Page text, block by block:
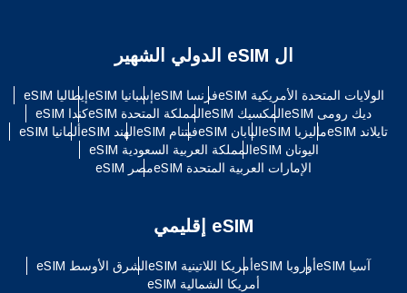
ال eSIM الدولي الشهير
الولايات المتحدة الأمريكية eSIM فرنسا eSIM إسبانيا eSIM
إيطاليا eSIM
ديك رومى eSIM
المكسيك eSIM المملكة المتحدة eSIM
كندا eSIM
تايلاند eSIM
ماليزيا eSIM اليابان eSIM فيتنام eSIM الهند eSIM
ألمانيا eSIM
اليونان eSIM
المملكة العربية السعودية eSIM
الإمارات العربية المتحدة eSIM
مصر eSIM
eSIM إقليمي
آسيا eSIM أوروبا eSIM أمريكا اللاتينية eSIM
الشرق الأوسط eSIM
أمريكا الشمالية eSIM